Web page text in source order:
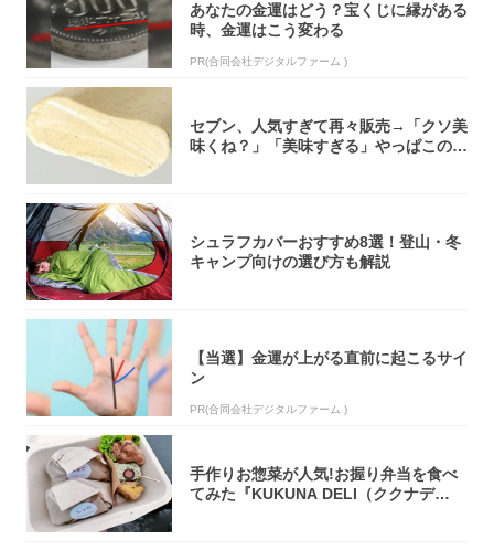
あなたの金運はどう？宝くじに縁がある
時、金運はこう変わる
PR(合同会社デジタルファーム )
セブン、人気すぎて再々販売→「クソ美
味くね？」「美味すぎる」やっぱこのク
シュラフカバーおすすめ8選！登山・冬
キャンプ向けの選び方も解説
【当選】金運が上がる直前に起こるサイ
ン
PR(合同会社デジタルファーム )
手作りお惣菜が人気!お握り弁当を食べ
てみた『KUKUNA DELI（ククナデ